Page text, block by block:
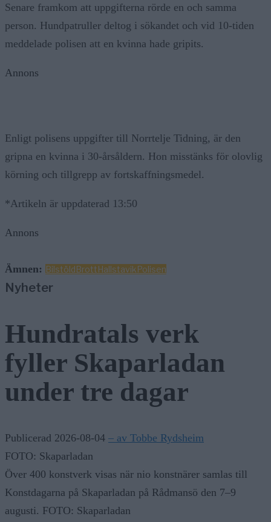
Senare framkom att uppgifterna rörde en och samma
person. Hundpatruller deltog i sökandet och vid 10-tiden
meddelade polisen att en kvinna hade gripits.
Annons
Enligt polisens uppgifter till Norrtelje Tidning, är den
gripna en kvinna i 30-årsåldern. Hon misstänks för olovlig
körning och tillgrepp av fortskaffningsmedel.
*Artikeln är uppdaterad 13:50
Annons
Ämnen: BilstöldBrottHallstavikPolisen
Nyheter
Hundratals verk
fyller Skaparladan
under tre dagar
Publicerad 2026-08-04 – av Tobbe Rydsheim
FOTO: Skaparladan
Över 400 konstverk visas när nio konstnärer samlas till
Konstdagarna på Skaparladan på Rådmansö den 7–9
augusti. FOTO: Skaparladan